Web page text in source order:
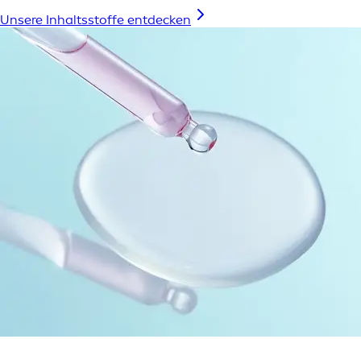
Unsere Inhaltsstoffe entdecken